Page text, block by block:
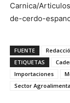
Carnica/
de-cerdo-
FUENTE
ETIQUETAS
Importaciones
Sector